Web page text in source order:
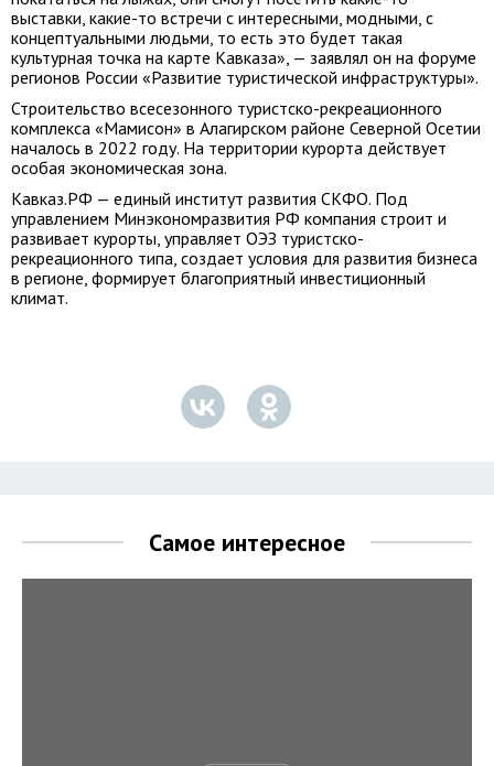
выставки, какие-то встречи с интересными, модными, с
концептуальными людьми, то есть это будет такая
культурная точка на карте Кавказа», — заявлял он на форуме
регионов России «Развитие туристической инфраструктуры».
Строительство всесезонного туристско-рекреационного
комплекса «Мамисон» в Алагирском районе Северной Осетии
началось в 2022 году. На территории курорта действует
особая экономическая зона.
Кавказ.РФ — единый институт развития СКФО. Под
управлением Минэкономразвития РФ компания строит и
развивает курорты, управляет ОЭЗ туристско-
рекреационного типа, создает условия для развития бизнеса
в регионе, формирует благоприятный инвестиционный
климат.
Самое интересное